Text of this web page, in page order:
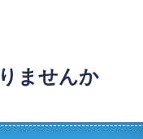
ませんか